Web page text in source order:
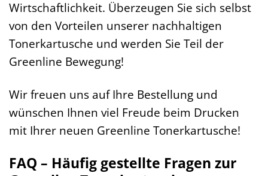
Wirtschaftlichkeit. Überzeugen Sie sich selbst
von den Vorteilen unserer nachhaltigen
Tonerkartusche und werden Sie Teil der
Greenline Bewegung!
Wir freuen uns auf Ihre Bestellung und
wünschen Ihnen viel Freude beim Drucken
mit Ihrer neuen Greenline Tonerkartusche!
FAQ – Häufig gestellte Fragen zur